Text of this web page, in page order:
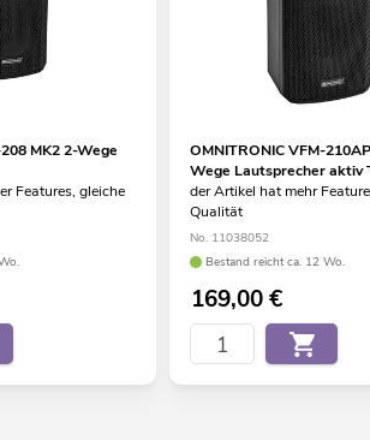
MK2 2-Wege
Features, gleiche
OMNITRONIC VFM-
Wege Lautsprecher aktiv
der Artikel hat mehr
Qualität
No. 11038052
Bestand reicht ca. 12 Wo.
169,00€